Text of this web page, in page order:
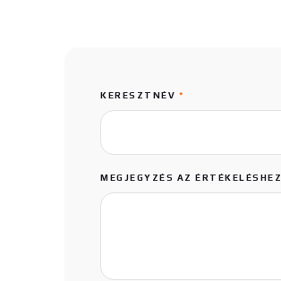
KERESZTNÉV *
MEGJEGYZÉS AZ ÉRTÉKELÉSHEZ